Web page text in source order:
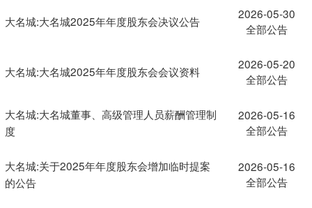
大名城:大名城2025年年度股东会决议公告
2026-05-30
全部公告
大名城:大名城2025年年度股东会会议资料
2026-05-20
全部公告
大名城:大名城董事、高级管理人员薪酬管理制
度
2026-05-16
全部公告
大名城:关于2025年年度股东会增加临时提案
的公告
2026-05-16
全部公告